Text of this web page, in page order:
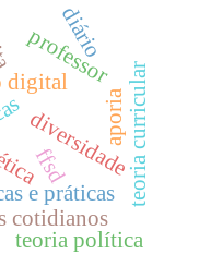
digital
cotidianos
diversidadeteoria curricular
e práticas
ffsd
professor
diário
aporia
teoria política